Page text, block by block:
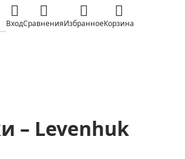
инструменты
уровни и угломеры
ВходСравненияИзбранноеКорзина
– Levenhuk